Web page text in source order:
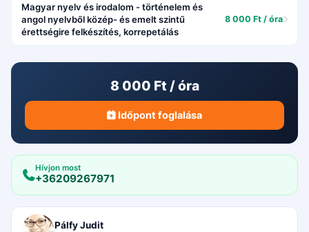
Magyar nyelv és irodalom - történelem és
angol nyelvből közép- és emelt szintű
érettségire felkészítés, korrepetálás
8 000 Ft / óra
8 000 Ft / óra
Időpont foglalása
Hívjon most
+36209267971
Pálfy Judit